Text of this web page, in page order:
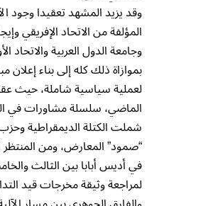
وقد يزيد المشهد تعقيدا وجود
المؤلفة من الاتحاد الإفريقي
وجامعة الدول العربية والاتحاد
بموازاة ذلك كله إلى بناء
لعملية سياسية شاملة، حيث
الماضي، سلسلة مشاورات في
شملت الكتلة الديمقراطية
“صمود” المعارض، ومن
في أديس أبابا بين الثالث
لمراجعة وثيقة مخرجات قيد